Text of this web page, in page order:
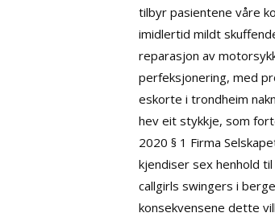
tilbyr pasientene våre
imidlertid mildt
reparasjon av
perfeksjonering, med
eskorte i trondheim
hev eit stykkje, som
2020 § 1 Firma
kjendiser sex henhold
callgirls swingers i
konsekvensene dette